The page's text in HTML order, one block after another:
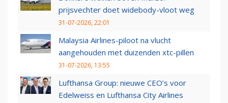
prijsvechter doet widebody-vloot weg
31-07-2026, 22:01
Malaysia Airlines-piloot na vlucht
aangehouden met duizenden xtc-pillen
31-07-2026, 13:55
Lufthansa Group: nieuwe CEO’s voor
Edelweiss en Lufthansa City Airlines